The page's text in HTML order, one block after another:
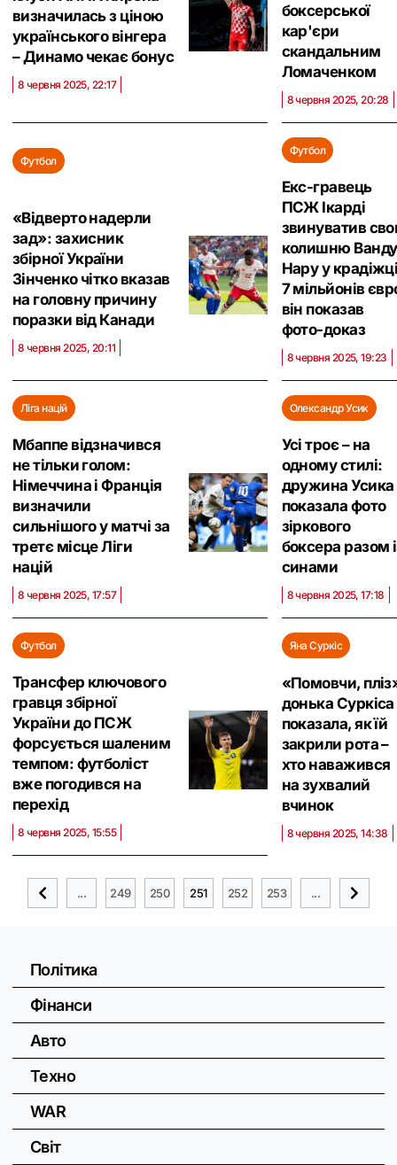
визначилась з ціною
українського вінгера
– Динамо чекає бонус
8 червня 2025, 22:17
боксерської
кар'єри
скандальним
Ломаченком
8 червня 2025, 20:28
Футбол
«Відверто надерли
зад»: захисник
збірної України
Зінченко чітко вказав
на головну причину
поразки від Канади
8 червня 2025, 20:11
Футбол
Екс-гравець
ПСЖ Ікарді
звинуватив
колишню Ванду
Нару у
7 мільйонів
він показав
фото-доказ
8 червня 2025, 19:23
Ліга націй
Мбаппе відзначився
не тільки голом:
Німеччина і Франція
визначили
сильнішого у матчі за
третє місце Ліги
націй
8 червня 2025, 17:57
Олександр Усик
Усі троє – на
одному стилі:
дружина Усика
показала фото
зіркового
боксера разом
синами
8 червня 2025, 17:18
Футбол
Трансфер ключового
гравця збірної
України до ПСЖ
форсується шаленим
темпом: футболіст
вже погодився на
перехід
8 червня 2025, 15:55
Яна Суркіс
«Помовчи,
донька Суркіса
показала, як їй
закрили рота –
хто наважився
на зухвалий
вчинок
8 червня 2025, 14:38
... 249 250 251 252 253 ...
Політика
Фінанси
Авто
Техно
WAR
Світ